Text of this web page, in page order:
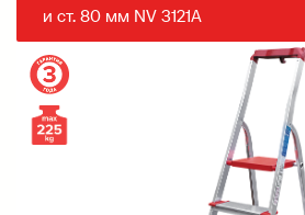
и ст. 80 мм NV 3121А